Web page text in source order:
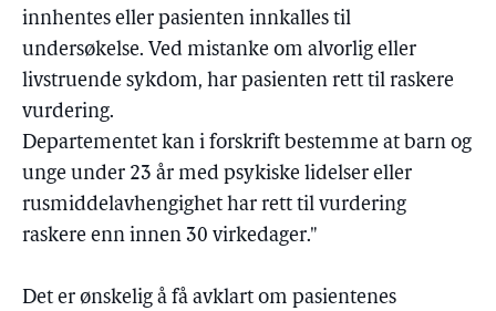
innhentes eller pasienten innkalles til
undersøkelse. Ved mistanke om alvorlig eller
livstruende sykdom, har pasienten rett til raskere
vurdering.
Departementet kan i forskrift bestemme at barn og
unge under 23 år med psykiske lidelser eller
rusmiddelavhengighet har rett til vurdering
raskere enn innen 30 virkedager."
Det er ønskelig å få avklart om pasientenes